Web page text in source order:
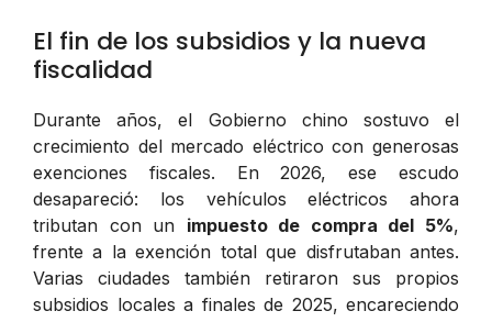
El fin de los subsidios y la nueva
fiscalidad
Durante años, el Gobierno chino sostuvo el
crecimiento del mercado eléctrico con generosas
exenciones fiscales. En 2026, ese escudo
desapareció: los vehículos eléctricos ahora
tributan con un impuesto de compra del 5%,
frente a la exención total que disfrutaban antes.
Varias ciudades también retiraron sus propios
subsidios locales a finales de 2025, encareciendo